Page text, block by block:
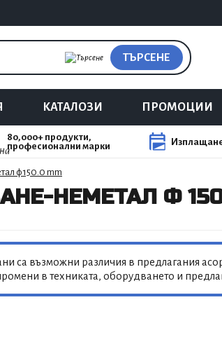
ТЪРСЕНЕ
КАТАЛОЗИ ПРОМОЦИИ
80,000+ продукти,
професионални марки
ф 150.0 mm
НЕМЕТАЛ Ф
са възможни различия в предлагания
в техниката, оборудването и